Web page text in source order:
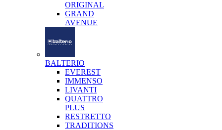
ORIGINAL
GRAND
AVENUE
BALTERIO
EVEREST
IMMENSO
LIVANTI
QUATTRO
PLUS
RESTRETTO
TRADITIONS